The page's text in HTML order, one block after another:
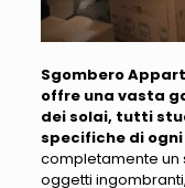
Sgombero
offre una vasta
dei solai, tutti
specifiche di
completamente un
oggetti ingombranti,